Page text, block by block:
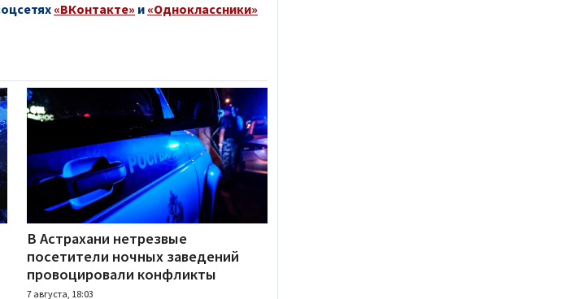
«ВКонтакте» и «Одноклассники»
В Астрахани нетрезвые
посетители ночных заведений
провоцировали конфликты
7 августа, 18:03